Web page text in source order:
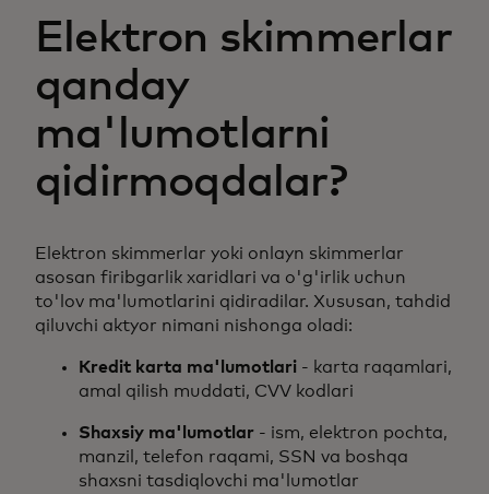
Elektron skimmerlar
qanday
ma'lumotlarni
qidirmoqdalar?
Elektron skimmerlar yoki onlayn skimmerlar
asosan firibgarlik xaridlari va o'g'irlik uchun
to'lov ma'lumotlarini qidiradilar. Xususan, tahdid
qiluvchi aktyor nimani nishonga oladi:
Kredit karta ma'lumotlari - karta raqamlari,
amal qilish muddati, CVV kodlari
Shaxsiy ma'lumotlar - ism, elektron pochta,
manzil, telefon raqami, SSN va boshqa
shaxsni tasdiqlovchi ma'lumotlar